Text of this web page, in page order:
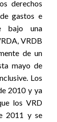
derechos
gastos e
bajo una
VRDB
de un
mayo de
Los
2010 y ya
los VRD
2011 y se